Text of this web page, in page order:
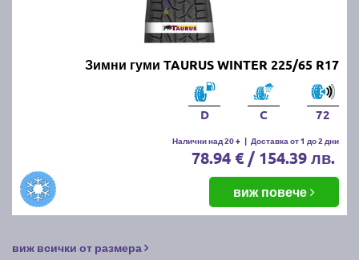
Зимни гуми TAURUS WINTER 225/65 R17
D C 72
Налични над 20 + | Доставка от 1 до 2 дни
78.94 € / 154.39 лв.
виж повече
виж всички от размера